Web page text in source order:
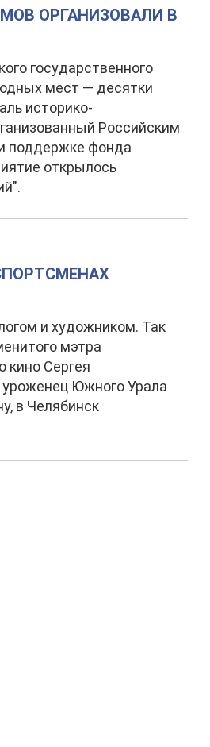
ОРГАНИЗОВАЛИ В
государственного
мест — десятки
историко-
Российским
поддержке фонда
открылось
и художником. Так
мэтра
кино Сергея
Южного Урала
в Челябинск